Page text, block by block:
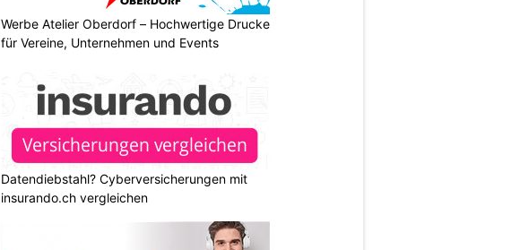
Werbe Atelier Oberdorf – Hochwertige Drucke
für Vereine, Unternehmen und Events
Datendiebstahl? Cyberversicherungen mit
insurando.ch vergleichen